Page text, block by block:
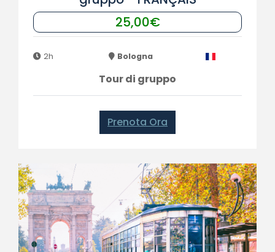
25,00€
2h Bologna
Tour di gruppo
Prenota Ora